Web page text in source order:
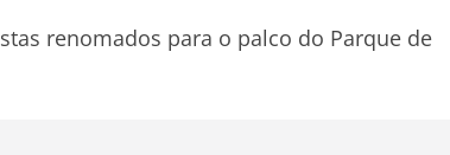
renomados para o palco do Parque de